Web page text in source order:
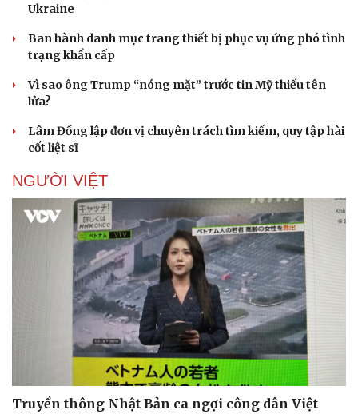
Ukraine
Ban hành danh mục trang thiết bị phục vụ ứng phó tình
trạng khẩn cấp
Vì sao ông Trump “nóng mặt” trước tin Mỹ thiếu tên
lửa?
Lâm Đồng lập đơn vị chuyên trách tìm kiếm, quy tập hài
cốt liệt sĩ
NGƯỜI VIỆT
Truyền thông Nhật Bản ca ngợi công dân Việt